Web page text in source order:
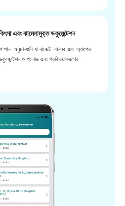
এবং ঝামেলামুক্ত ডকুমেন্টেশন
পান. অনুমানগুলি যা বাজেট-বান্ধব এবং অ্যাপের
আপলোড এবং প্রক্রিয়াকরণের